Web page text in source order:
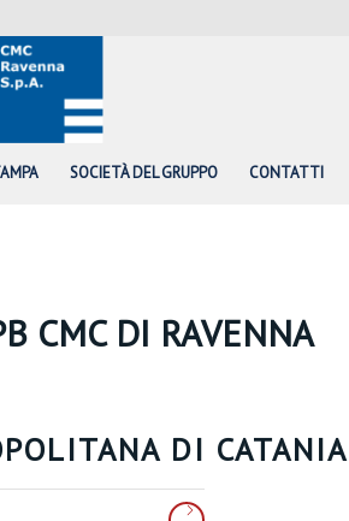
SOCIETÀ DEL GRUPPO CONTATTI
CMC DI RAVENNA
DI CATANIA